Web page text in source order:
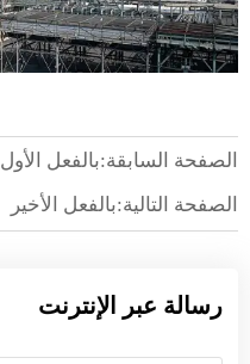
الصفحة السابقة:بالفعل الأول
الصفحة التالية:بالفعل الأخير
رسالة عبر الإنترنت